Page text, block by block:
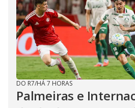
DO R7/HÁ 7 HORAS
Palmeiras e